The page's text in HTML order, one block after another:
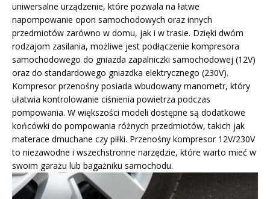
uniwersalne urządzenie, które pozwala na łatwe
napompowanie opon samochodowych oraz innych
przedmiotów zarówno w domu, jak i w trasie. Dzięki dwóm
rodzajom zasilania, możliwe jest podłączenie kompresora
samochodowego do gniazda zapalniczki samochodowej (12V)
oraz do standardowego gniazdka elektrycznego (230V).
Kompresor przenośny posiada wbudowany manometr, który
ułatwia kontrolowanie ciśnienia powietrza podczas
pompowania. W większości modeli dostępne są dodatkowe
końcówki do pompowania różnych przedmiotów, takich jak
materace dmuchane czy piłki. Przenośny kompresor 12V/230V
to niezawodne i wszechstronne narzędzie, które warto mieć w
swoim garażu lub bagażniku samochodu.